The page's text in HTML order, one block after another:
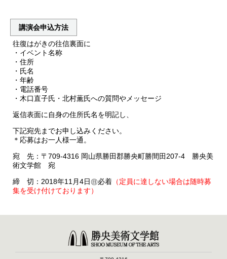
講演会申込方法
往復はがきの往信裏面に
・イベント名称
・住所
・氏名
・年齢
・電話番号
・木口直子氏・北村薫氏への質問やメッセージ
返信表面に自身の住所氏名を明記し、
下記宛先までお申し込みください。
＊応募はお一人様一通。
宛 先：〒709-4316 岡山県勝田郡勝央町勝間田207-4 勝央美
術文学館 宛
締 切：2018年11月4日㊐必着 （定員に達しない場合は随時募
集を受け付けております）